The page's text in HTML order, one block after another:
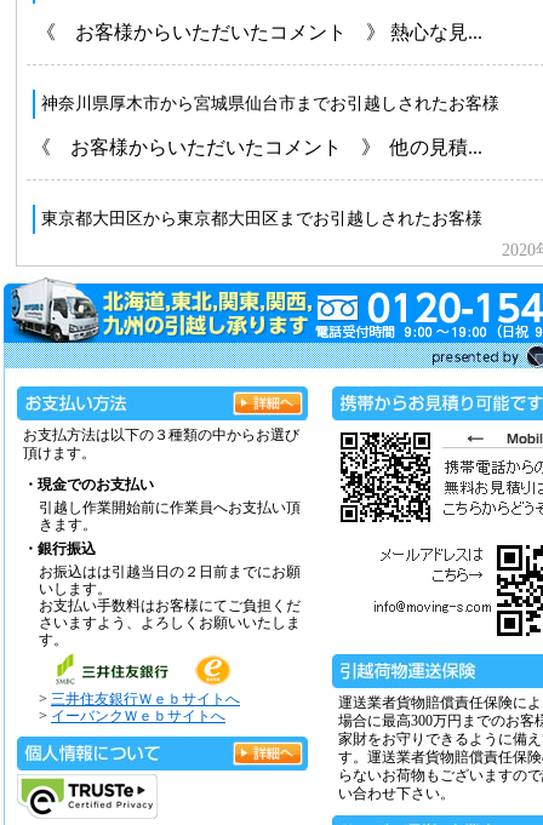
お支払方法は以下の３種類の中からお選び
頂けます。
・現金でのお支払い
引越し作業開始前に作業員へお支払い頂
きます。
・銀行振込
お振込はは引越当日の２日前までにお願
いします。
お支払い手数料はお客様にてご負担くだ
さいますよう、よろしくお願いいたしま
す。
> 三井住友銀行Ｗｅｂサイトへ
> イーバンクＷｅｂサイトへ
運送業者貨物賠償責任保険に
場合に最高300万円までのお客
家財をお守りできるように備
す。運送業者貨物賠償責任保
らないお荷物もございますの
い合わせ下さい。